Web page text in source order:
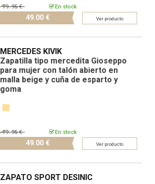
En stock
79.95 €
49.00 € Ver producto
MERCEDES KIVIK
Zapatilla tipo mercedita Gioseppo
para mujer con talón abierto en
malla beige y cuña de esparto y
goma
En stock
79.95 €
49.00 € Ver producto
ZAPATO SPORT DESINIC